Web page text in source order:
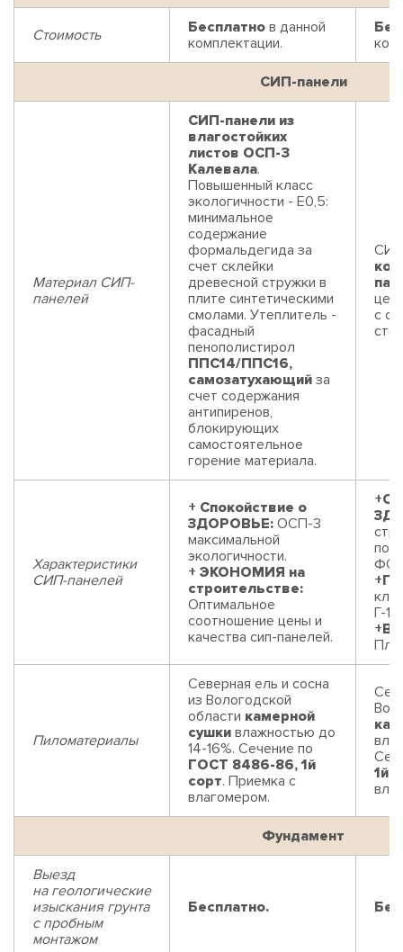
Стоимость Бесплатно в данной
комплектации.
СИП-панели
Материал СИП-
панелей
СИП-панели из
влагостойких
листов ОСП-3
Калевала.
Повышенный класс
экологичности - Е0,5:
минимальное
содержание
формальдегида за
счет склейки
древесной стружки в
плите синтетическими
смолами. Утеплитель -
фасадный
пенополистирол
ППС14/ППС16,
самозатухающий за
счет содержания
антипиренов,
блокирующих
самостоятельное
горение материала.
с
Характеристики
СИП-панелей
+ Спокойствие о
ЗДОРОВЬЕ: ОСП-3
максимальной
экологичности.
+ ЭКОНОМИЯ на
строительстве:
Оптимальное
соотношение цены и
качества сип-панелей.
Г-1
Пиломатериалы
Северная ель и сосна
из Вологодской
области камерной
сушки влажностью до
14-16%. Сечение по
ГОСТ 8486-86, 1й
сорт. Приемка с
влагомером.
1й
Фундамент
Выезд
на геологические
изыскания грунта
с пробным
монтажом
Бесплатно.